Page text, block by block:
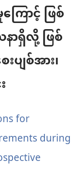
နေ
ပါ
တယ်)
ောင့် ဖြစ်
ာရှိလို့ ဖြစ်
ျစ်အား၊
for
during